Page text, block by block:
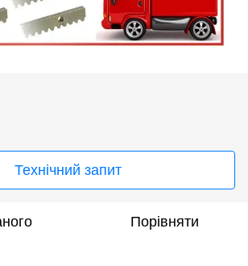
Технічний запит
Порівняти